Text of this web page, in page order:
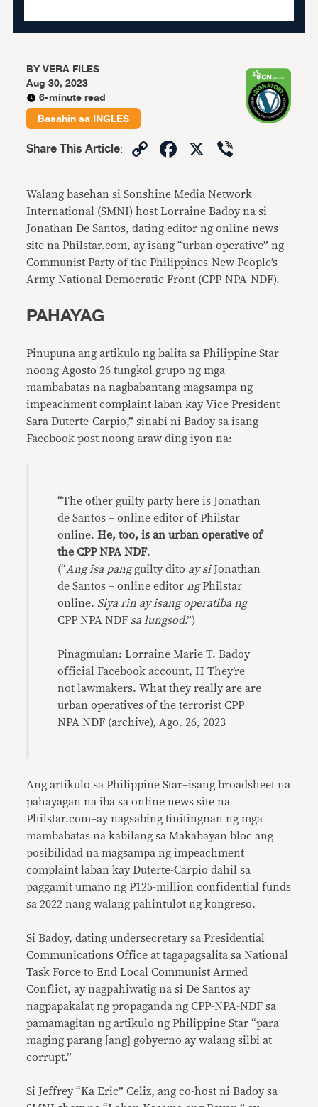
BYVERA FILES
Aug 30, 2023
6-minute read
Basahin saINGLES
Share This Article: CopyFacebook
X
Walang basehan si Sonshine Media Network
International (SMNI) host Lorraine Badoy na si
Jonathan De Santos, dating editor ng online news
site na Philstar.com, ay isang “urban operative” ng
Communist Party of the Philippines-New People’s
Army-National Democratic Front (CPP-NPA-NDF).
PAHAYAG
Pinupuna ang artikulo ng balita sa Philippine Star
noong Agosto 26 tungkol grupo ng mga
mambabatas na nagbabantang magsampa ng
impeachment complaint laban kay Vice President
Sara Duterte-Carpio,” sinabi ni Badoy sa isang
Facebook post noong araw ding iyon na:
“The other guilty party here is Jonathan
de Santos – online editor of Philstar
online.He, too, is an urban operative of
the CPP NPA NDF.
(“Ang isa pangguilty dito ay siJonathan
de Santos – online editor ngPhilstar
online. Siya rin ay isang operatiba ng
CPP NPA NDF sa lungsod.”)
Pinagmulan: Lorraine Marie T. Badoy
official Facebook account, H They’re
not lawmakers. What they really are are
urban operatives of the terrorist CPP
NPA NDF (archive), Ago. 26, 2023
Ang artikulo sa Philippine Star–isang broadsheet na
pahayagan na iba sa online news site na
Philstar.com–ay nagsabing tinitingnan ng mga
mambabatas na kabilang sa Makabayan bloc ang
posibilidad na magsampa ng impeachment
complaint laban kay Duterte-Carpio dahil sa
paggamit umano ng P125-million confidential funds
sa 2022 nang walang pahintulot ng kongreso.
Si Badoy, dating undersecretary sa Presidential
Communications Office at tagapagsalita sa National
Task Force to End Local Communist Armed
Conflict, ay nagpahiwatig na si De Santos ay
nagpapakalat ng propaganda ng CPP-NPA-NDF sa
pamamagitan ng artikulo ng Philippine Star “para
maging parang [ang] gobyerno ay walang silbi at
corrupt.”
Si Jeffrey “Ka Eric” Celiz, ang co-host ni Badoy sa